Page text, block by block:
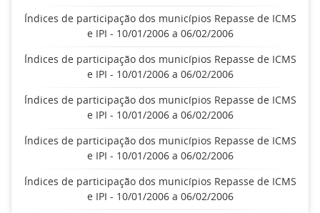
Índices de participação dos municípios Repasse de ICMS
e IPI - 10/01/2006 a 06/02/2006
Índices de participação dos municípios Repasse de ICMS
e IPI - 10/01/2006 a 06/02/2006
Índices de participação dos municípios Repasse de ICMS
e IPI - 10/01/2006 a 06/02/2006
Índices de participação dos municípios Repasse de ICMS
e IPI - 10/01/2006 a 06/02/2006
Índices de participação dos municípios Repasse de ICMS
e IPI - 10/01/2006 a 06/02/2006